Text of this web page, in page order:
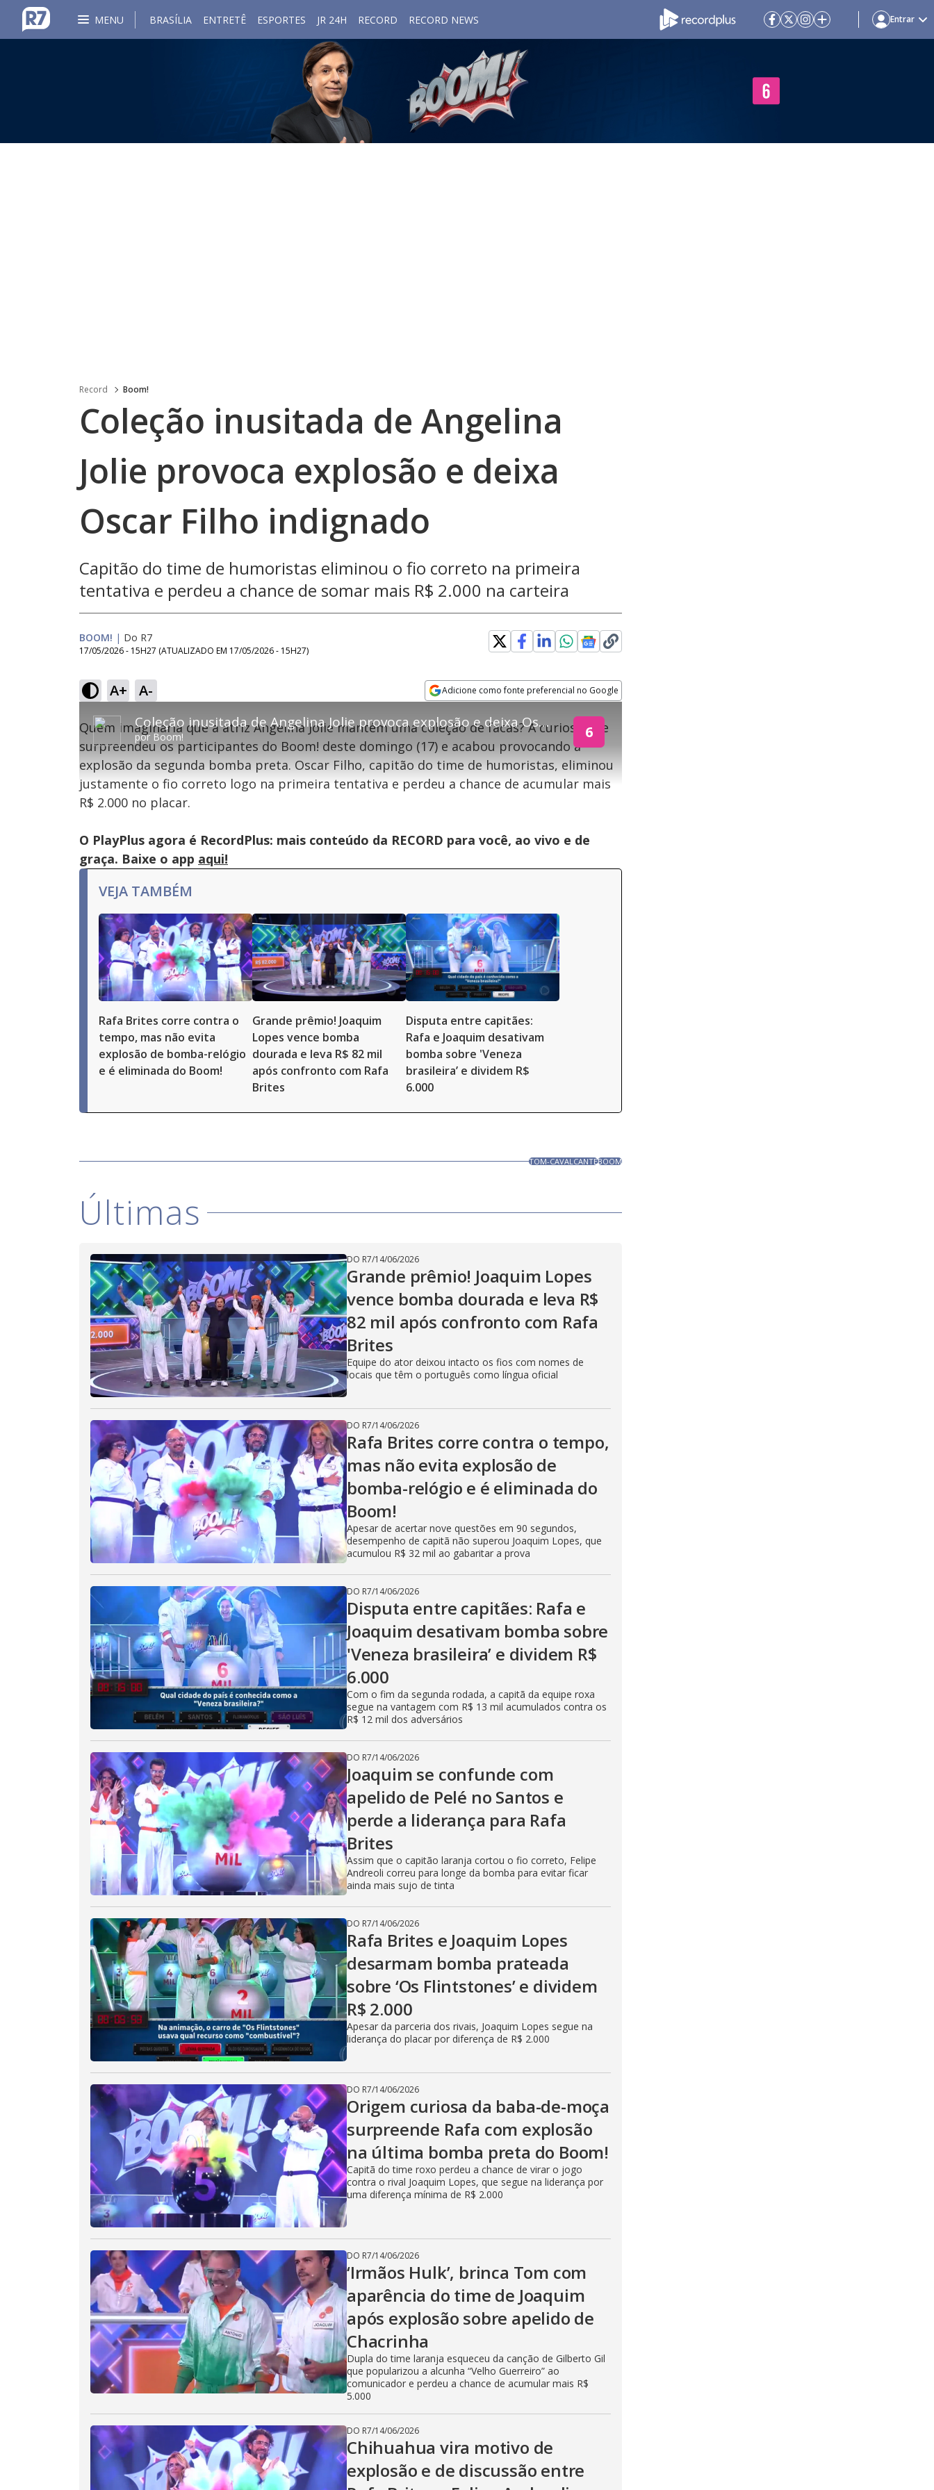
MENU BRASÍLIA ENTRETÊ ESPORTES JR 24H RECORD RECORD NEWS Entrar
Record Boom!
Coleção inusitada de Angelina
Jolie provoca explosão e deixa
Oscar Filho indignado
Capitão do time de humoristas eliminou o fio correto na primeira
tentativa e perdeu a chance de somar mais R$ 2.000 na carteira
BOOM! | Do R7
17/05/2026 - 15H27 (ATUALIZADO EM 17/05/2026 - 15H27)
A+ A- Adicione como fonte preferencial no Google
a
modal
window.
modal
be
closed
by
Escape
key
activating
the
button.
Conteúdo bloqueado
Lamentamos, mas o vídeo que está tentando assisitr é de exibição exclusiva em território brasileiro :-(
Coleção inusitada de Angelina Jolie provoca explosão e deixa Oscar Filho indignado
porBoom! 6
Quem imaginaria que a atriz Angelina Jolie mantém uma coleção de facas? A curiosidade
surpreendeu os participantes do Boom! deste domingo (17) e acabou provocando a
explosão da segunda bomba preta. Oscar Filho, capitão do time de humoristas, eliminou
justamente o fio correto logo na primeira tentativa e perdeu a chance de acumular mais
R$ 2.000 no placar.
O PlayPlus agora é RecordPlus: mais conteúdo da RECORD para você, ao vivo e de
graça. Baixe o app aqui!
VEJA TAMBÉM
Rafa Brites corre contra o
tempo, mas não evita
explosão de bomba-relógio
e é eliminada do Boom!
Grande prêmio! Joaquim
Lopes vence bomba
dourada e leva R$ 82 mil
após confronto com Rafa
Brites
Disputa entre capitães:
Rafa e Joaquim desativam
bomba sobre 'Veneza
brasileira’ e dividem R$
6.000
TOM-CAVALCANTEBOOM
Últimas
DO R7/14/06/2026
Grande prêmio! Joaquim Lopes
vence bomba dourada e leva R$
82 mil após confronto com Rafa
Brites
Equipe do ator deixou intacto os fios com nomes de
locais que têm o português como língua oficial
DO R7/14/06/2026
Rafa Brites corre contra o tempo,
mas não evita explosão de
bomba-relógio e é eliminada do
Boom!
Apesar de acertar nove questões em 90 segundos,
desempenho de capitã não superou Joaquim Lopes, que
acumulou R$ 32 mil ao gabaritar a prova
DO R7/14/06/2026
Disputa entre capitães: Rafa e
Joaquim desativam bomba sobre
'Veneza brasileira’ e dividem R$
6.000
Com o fim da segunda rodada, a capitã da equipe roxa
segue na vantagem com R$ 13 mil acumulados contra os
R$ 12 mil dos adversários
DO R7/14/06/2026
Joaquim se confunde com
apelido de Pelé no Santos e
perde a liderança para Rafa
Brites
Assim que o capitão laranja cortou o fio correto, Felipe
Andreoli correu para longe da bomba para evitar ficar
ainda mais sujo de tinta
DO R7/14/06/2026
Rafa Brites e Joaquim Lopes
desarmam bomba prateada
sobre ‘Os Flintstones’ e dividem
R$ 2.000
Apesar da parceria dos rivais, Joaquim Lopes segue na
liderança do placar por diferença de R$ 2.000
DO R7/14/06/2026
Origem curiosa da baba-de-moça
surpreende Rafa com explosão
na última bomba preta do Boom!
Capitã do time roxo perdeu a chance de virar o jogo
contra o rival Joaquim Lopes, que segue na liderança por
uma diferença mínima de R$ 2.000
DO R7/14/06/2026
‘Irmãos Hulk’, brinca Tom com
aparência do time de Joaquim
após explosão sobre apelido de
Chacrinha
Dupla do time laranja esqueceu da canção de Gilberto Gil
que popularizou a alcunha “Velho Guerreiro” ao
comunicador e perdeu a chance de acumular mais R$
5.000
DO R7/14/06/2026
Chihuahua vira motivo de
explosão e de discussão entre